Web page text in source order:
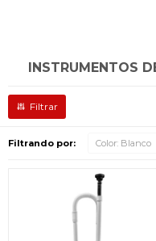
INSTRUMENTOS
Filtrando por: Color: Blanco